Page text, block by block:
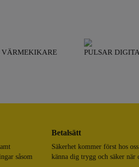
VÄRMEKIKARE PULSAR
såsom
Betalsätt
Säkerhet kommer först hos
känna dig trygg och säker när